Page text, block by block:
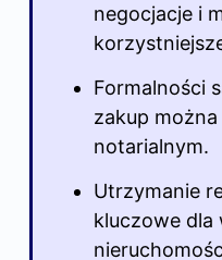
negocjacje i
Formalności
zakup
notarialnym.
Utrzymanie
kluczowe dla